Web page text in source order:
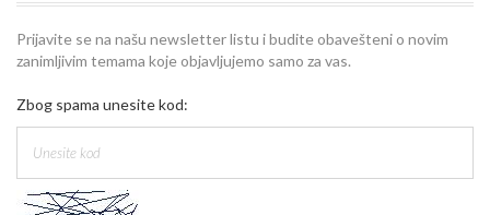
Prijavite se na našu newsletter listu i budite obavešteni o novim
zanimljivim temama koje objavljujemo samo za vas.
Zbog spama unesite kod: